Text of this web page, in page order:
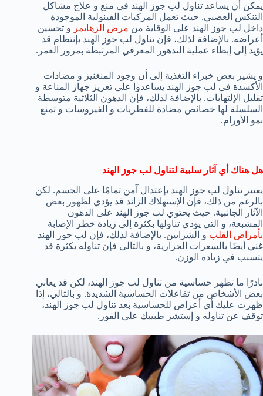
يمكن أن يساعد تناول لب جوز الهند في منع و علاج مشاكل
التنكس العصبي. حيث تعمل المركبات الفينولية الموجودة
داخل لب جوز الهند على الوقاية من مرض الزهايمر و تحسين
أعراضه. بالإضافة لذلك، فإن تناول لب جوز الهند بإنتظام قد
يؤيد إلى إبطاء عملية التدهور المعرفي المرتبطة بمرور العمر.
و يشير بعض خبراء التغذية إلى أن وجود المنغنيز و مضادات
الأكسدة في لب جوز الهند يساعدوا على تعزيز جهاز المناعة و
تقليل الإلتهابات. بالإضافة لذلك، فإن الدهون الثلاثية متوسطة
السلسلة لها خصائص مضادة للفطريات و الفيروسات و تمنع
نمو الأورام.
هل هناك أي آثار سلبية لتناول لب جوز الهند
يعتبر تناول لب جوز الهند بإعتدال آمن تمامًا على الجسم. لكن
بالرغم من ذلك، فإن الإستهلاك الزائد قد يؤدي لظهور بعض
الآثار الجانبية. حيث يحتوي لب جوز الهند على الدهون
المشبعة، و التي يؤدي تناولها بكثرة إلى زيادة خطر الإصابة
بأمراض القلب و الشرايين. بالإضافة لذلك، فإن لب جوز الهند
غني أيضًا بالسعرات الحرارية، و بالتالي فإن تناوله بكثرة قد
يتسبب في زيادة الوزن.
نادرًا ما تظهر حساسية من تناول لب جوز الهند، لكن قد يعاني
بعض الأشخاص من تفاعلات الحساسية الشديدة. و بالتالي، إذا
ظهرت عليك أي أعراض للحساسية بعد تناول لب جوز الهند،
توقف عن تناوله و إستشر طبيبك على الفور.